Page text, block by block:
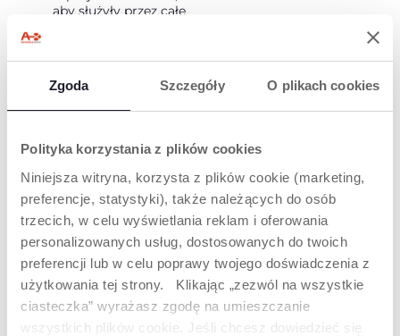
Zgoda Szczegóły O plikach cookies
Polityka korzystania z plików cookies
Niniejsza witryna, korzysta z plików cookie (marketing,
preferencje, statystyki), także należących do osób
trzecich, w celu wyświetlania reklam i oferowania
personalizowanych usług, dostosowanych do twoich
preferencji lub w celu poprawy twojego doświadczenia z
użytkowania tej strony. Klikając „zezwól na wszystkie
ciasteczka” wyrażasz zgodę na umieszczanie
wszystkich plików cookie. Jeśli chcesz dowiedzieć się
aby służyły przez całe
samodzielnej zabawy.
DREWNIANE
ZABAWKI Z
CERTYFIKATEM
FSC®
Drewno użyte w
zabawkach My Wood